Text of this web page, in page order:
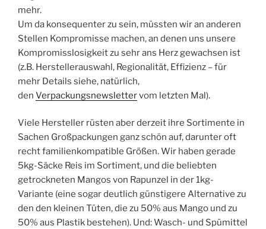
mehr.
Um da konsequenter zu sein, müssten wir an anderen
Stellen Kompromisse machen, an denen uns unsere
Kompromisslosigkeit zu sehr ans Herz gewachsen ist
(z.B. Herstellerauswahl, Regionalität, Effizienz – für
mehr Details siehe, natürlich,
den Verpackungsnewslettervom letzten Mal).
Viele Hersteller rüsten aber derzeit ihre Sortimente in
Sachen Großpackungen ganz schön auf, darunter oft
recht familienkompatible Größen. Wir haben gerade
5kg-Säcke Reis im Sortiment, und die beliebten
getrockneten Mangos von Rapunzel in der 1kg-
Variante (eine sogar deutlich günstigere Alternative zu
den den kleinen Tüten, die zu 50% aus Mango und zu
50% aus Plastik bestehen). Und: Wasch- und Spümittel